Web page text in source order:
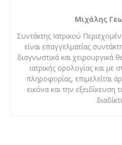
Μιχάλης
Συντάκτης Ιατρικού
είναι επαγγελματίας
διαγνωστικά και χειρουργικά
ιατρικής ορολογίας και με
πληροφορίας, επιμελείται
εικόνα και την